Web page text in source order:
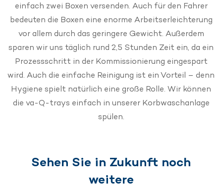
einfach zwei Boxen versenden. Auch für den Fahrer
bedeuten die Boxen eine enorme Arbeitserleichterung
vor allem durch das geringere Gewicht. Außerdem
sparen wir uns täglich rund 2,5 Stunden Zeit ein, da ein
Prozessschritt in der Kommissionierung eingespart
wird. Auch die einfache Reinigung ist ein Vorteil – denn
Hygiene spielt natürlich eine große Rolle. Wir können
die va-Q-trays einfach in unserer Korbwaschanlage
spülen.
Sehen Sie in Zukunft noch
weitere